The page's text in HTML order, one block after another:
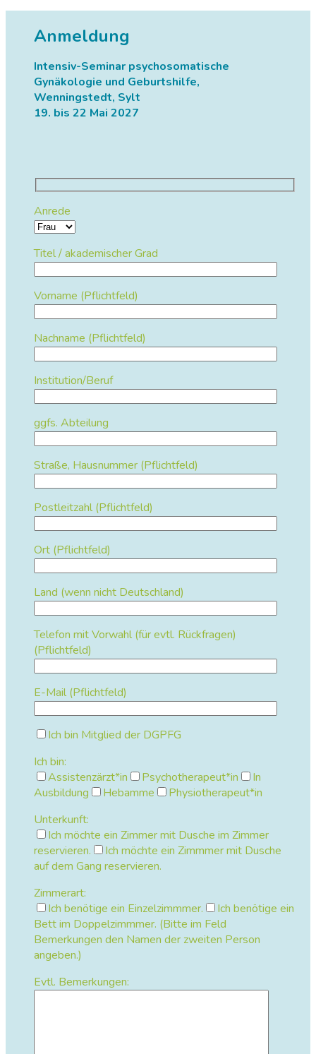
Anmeldung
Intensiv-Seminar psychosomatische
Gynäkologie und Geburtshilfe,
Wenningstedt, Sylt
19. bis 22 Mai 2027
Anrede
Titel / akademischer Grad
Vorname (Pflichtfeld)
Nachname (Pflichtfeld)
Institution/Beruf
ggfs. Abteilung
Straße, Hausnummer (Pflichtfeld)
Postleitzahl (Pflichtfeld)
Ort (Pflichtfeld)
Land (wenn nicht Deutschland)
Telefon mit Vorwahl (für evtl. Rückfragen)
(Pflichtfeld)
E-Mail (Pflichtfeld)
Ich bin Mitglied der DGPFG
Ich bin:
Assistenzärzt*in
Psychotherapeut*in
In
Ausbildung
Hebamme
Physiotherapeut*in
Unterkunft:
Ich möchte ein Zimmer mit Dusche im Zimmer
reservieren.
Ich möchte ein Zimmmer mit Dusche
auf dem Gang reservieren.
Zimmerart:
Ich benötige ein Einzelzimmmer.
Ich benötige ein
Bett im Doppelzimmmer. (Bitte im Feld
Bemerkungen den Namen der zweiten Person
angeben.)
Evtl. Bemerkungen: